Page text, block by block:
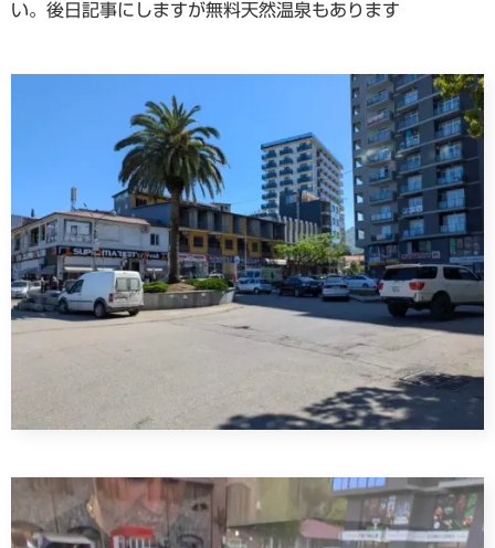
い。後日記事にしますが無料天然温泉もあります